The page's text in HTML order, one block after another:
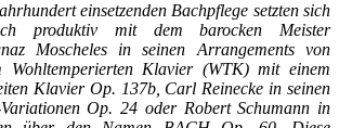
einsetzenden Bachpflege setzten sich
produktiv mit dem barocken Meister
Moscheles in seinen Arrangements von
Wohltemperierten Klavier (WTK) mit einem
Klavier Op. 137b, Carl Reinecke in seinen
Op. 24 oder Robert Schumann in